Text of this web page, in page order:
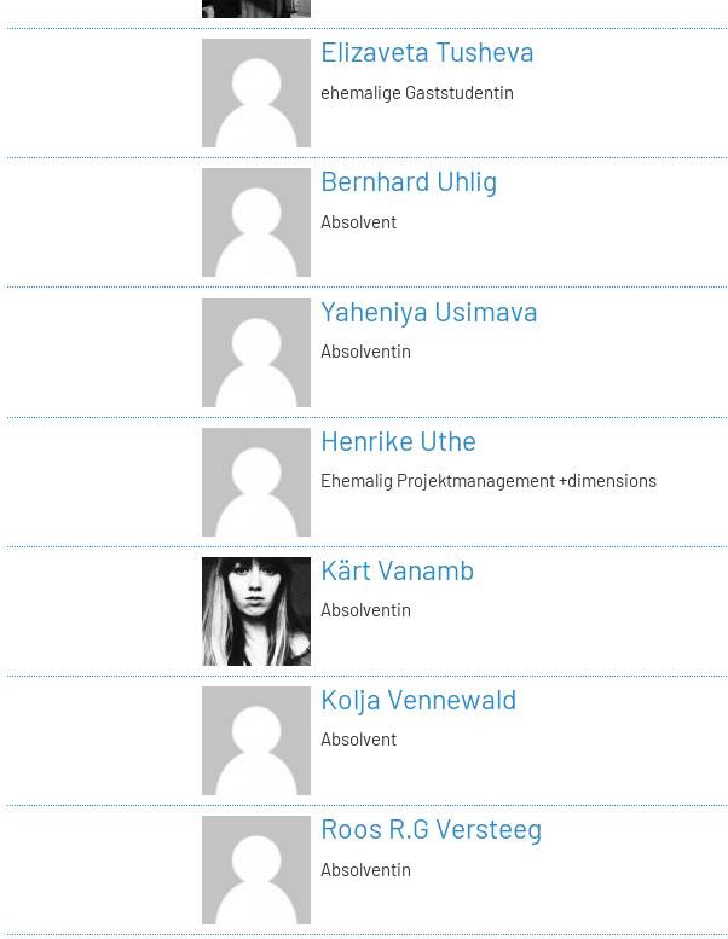
Elizaveta Tusheva
ehemalige Gaststudentin
Bernhard Uhlig
Absolvent
Yaheniya Usimava
Absolventin
Henrike Uthe
Ehemalig Projektmanagement +dimensions
Kärt Vanamb
Absolventin
Kolja Vennewald
Absolvent
Roos R.G Versteeg
Absolventin